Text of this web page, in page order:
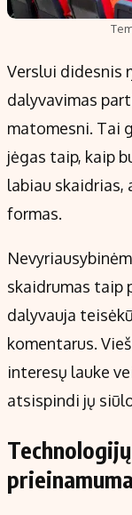
Verslui didesnis
dalyvavimas
matomesni. Tai
jėgas taip, kaip
labiau skaidrias,
formas.
skaidrumas taip
dalyvauja
komentarus.
interesų lauke
atsispindi jų